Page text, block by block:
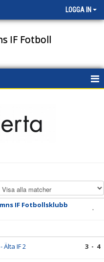
LOGGA IN
IF Fotboll
IF Fotbollsklubb
-
Älta IF 2 3 - 4